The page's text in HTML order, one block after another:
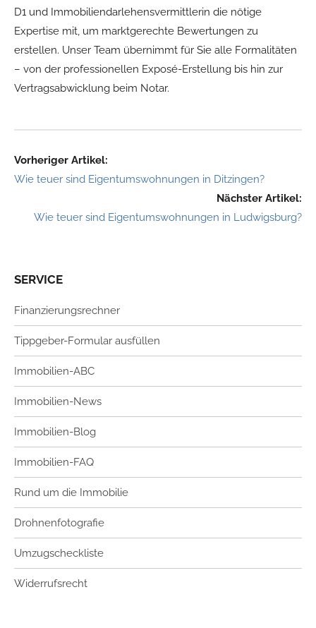
D1 und Immobiliendarlehensvermittlerin die nötige
Expertise mit, um marktgerechte Bewertungen zu
erstellen. Unser Team übernimmt für Sie alle Formalitäten
– von der professionellen Exposé-Erstellung bis hin zur
Vertragsabwicklung beim Notar.
Vorheriger Artikel:
Wie teuer sind Eigentumswohnungen in Ditzingen?
Nächster Artikel:
Wie teuer sind Eigentumswohnungen in Ludwigsburg?
SERVICE
Finanzierungsrechner
Tippgeber-Formular ausfüllen
Immobilien-ABC
Immobilien-News
Immobilien-Blog
Immobilien-FAQ
Rund um die Immobilie
Drohnenfotografie
Umzugscheckliste
Widerrufsrecht